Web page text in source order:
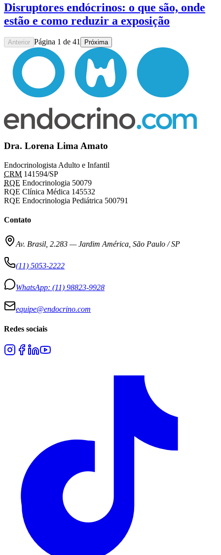
Disruptores endócrinos: o que são, onde
estão e como reduzir a exposição
Anterior Página 1 de 41 Próxima
Dra. Lorena Lima Amato
Endocrinologista Adulto e Infantil
CRM 141594/SP
RQE Endocrinologia 50079
RQE Clínica Médica 145532
RQE Endocrinologia Pediátrica 500791
Contato
Av. Brasil, 2.283 —Jardim América, São Paulo / SP
(11) 5053-2222
WhatsApp: (11) 98823-9928
equipe@endocrino.com
Redes sociais